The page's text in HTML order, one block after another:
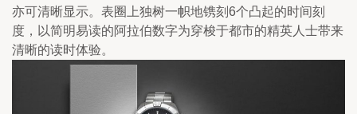
亦可清晰显示。表圈上独树一帜地镌刻6个凸起的时间刻
度，以简明易读的阿拉伯数字为穿梭于都市的精英人士带来
清晰的读时体验。